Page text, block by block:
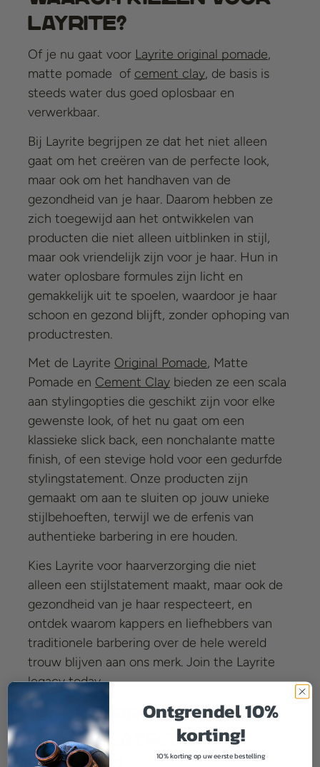
Layrite?
Of je nu gaat voor Layrite original pomade,
matte pomade of cement clay, de basis is
steeds water dus goed oplosbaar en
verwerkbaar.
Bij Layrite begrijpen ze dat het niet alleen
gaat om het creëren van de perfecte look,
maar ook om het handhaven van de
gezondheid van je haar. Daarom hebben ze
zich toegewijd aan het ontwikkelen van
producten die niet alleen uitblinken in stijl,
maar ook vriendelijk zijn voor je haar. Hun in
water oplosbare formules zijn licht en
gemakkelijk uit te spoelen, waardoor je haar
schoon en gezond blijft, zonder ophoping van
productresten.
Met de Layrite Original Pomade, Matte
Pomade en Cement Clay bieden ze een scala
aan stylingopties die geschikt zijn voor elke
gewenste look, of het nu gaat om een
klassieke slick back, een nonchalante matte
finish, of een stevige hold voor een gedurfde
stylingstatement. Onze producten zijn
gemaakt om aan te sluiten op jouw unieke
stijlbehoeften, terwijl we de erfenis van
authentieke barbering in ere houden.
Kies Layrite voor haarverzorging die niet
alleen een stijlstatement maakt, maar ook de
gezondheid van je haar respecteert, en
ontdek waarom kappers en liefhebbers van
traditionele barbering over de hele wereld
trouw blijven aan ons merk. Join the Layrite
legacy today.
Welke producten
heeft Layrite
Ontgrendel 10%
korting!
10% korting op uw eerste bestelling